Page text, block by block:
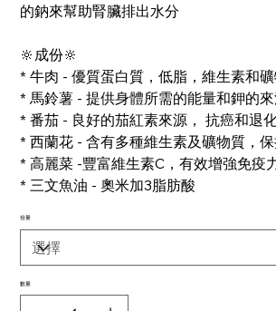
的鈉來幫助腎臟排出水分
🔆成份🔆
* 牛肉 - 優質蛋白質，低脂，維生素和
* 馬鈴薯 - 提供身體所需的能量和鉀的
* 番茄 - 良好的茄紅素來源， 抗癌和退
* 西蘭花 - 含有多種維生素及礦物質，
* 高麗菜 -豐富維生素C，有效增強免疫
* 三文魚油 - 奧米加3脂肪酸
份量
數量